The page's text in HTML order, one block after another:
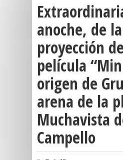
anoche, de la
proyección
película
origen de
arena de la
Muchavista
Campello